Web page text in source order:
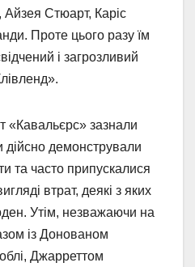
Стюарт, Каріс
Проте цього разу їм
і загрозливий
«Кавальєрс» зазнали
дійсно демонстрували
та часто припускалися
втрат, деякі з яких
Утім, незважаючи на
із Донованом
Джарреттом